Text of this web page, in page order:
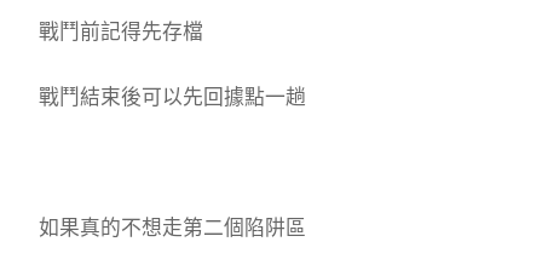
戰鬥前記得先存檔
戰鬥結束後可以先回據點一趟
如果真的不想走第二個陷阱區